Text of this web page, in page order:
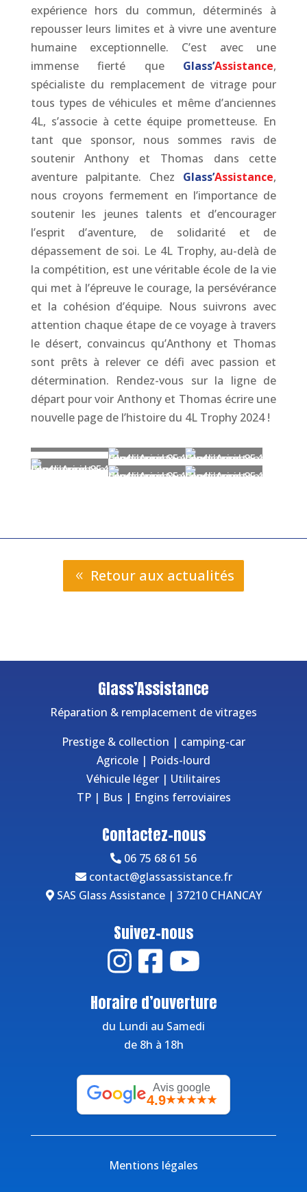
expérience hors du commun, déterminés à
repousser leurs limites et à vivre une aventure
humaine exceptionnelle. C’est avec une
immense fierté que Glass’Assistance,
spécialiste du remplacement de vitrage pour
tous types de véhicules et même d’anciennes
4L, s’associe à cette équipe prometteuse. En
tant que sponsor, nous sommes ravis de
soutenir Anthony et Thomas dans cette
aventure palpitante. Chez Glass’Assistance,
nous croyons fermement en l’importance de
soutenir les jeunes talents et d’encourager
l’esprit d’aventure, de solidarité et de
dépassement de soi. Le 4L Trophy, au-delà de
la compétition, est une véritable école de la vie
qui met à l’épreuve le courage, la persévérance
et la cohésion d’équipe. Nous suivrons avec
attention chaque étape de ce voyage à travers
le désert, convaincus qu’Anthony et Thomas
sont prêts à relever ce défi avec passion et
détermination. Rendez-vous sur la ligne de
départ pour voir Anthony et Thomas écrire une
nouvelle page de l’histoire du 4L Trophy 2024 !
Retour aux actualités
Glass’Assistance
Réparation & remplacement de vitrages
Prestige & collection | camping-car
Agricole | Poids-lourd
Véhicule léger | Utilitaires
TP| Bus | Engins ferroviaires
Contactez-nous
06 75 68 61 56
contact@glassassistance.fr
SAS Glass Assistance | 37210 CHANCAY
Suivez-nous
Horaire d’ouverture
du Lundi au Samedi
de 8h à 18h
Avis google
4.9★★★★★
Mentions légales